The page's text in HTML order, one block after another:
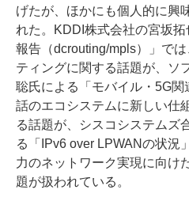
げたが、ほかにも個人的に興
れた。KDDI株式会社の宮坂
報告（dcrouting/mpls）」で
ティングに関する話題が、ソ
聡氏による「モバイル・5G
話のエコシステムに新しい仕
る話題が、シスコシステムズ
る「IPv6 over LPWANの状況
力のネットワーク実現に向け
題が扱われている。